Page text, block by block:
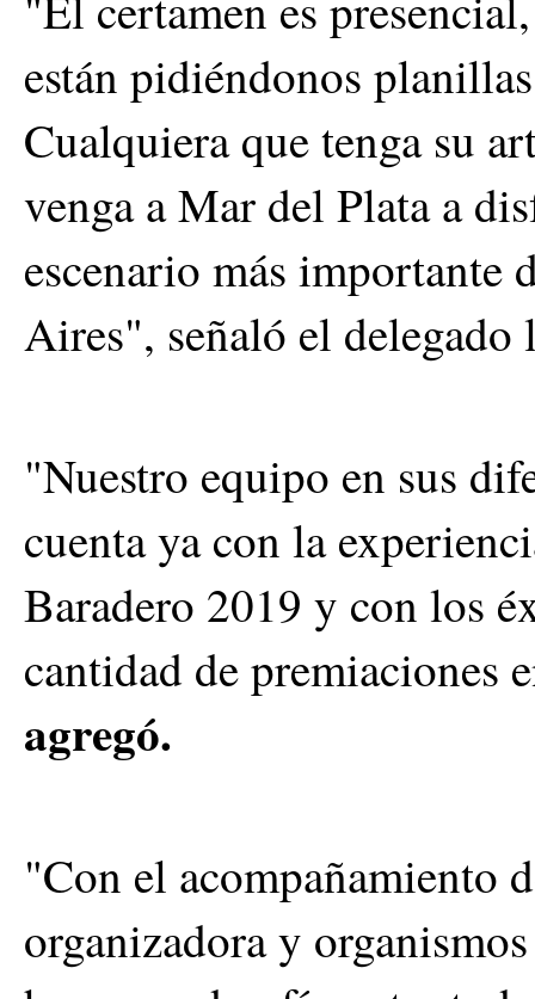
están pidiéndonos
Cualquiera que tenga su
venga a Mar del Plata a
escenario más importante
Aires", señaló el
"Nuestro equipo en sus
cuenta ya con la
Baradero 2019 y con los
cantidad de premiaciones
agregó.
"Con el acompañamiento
organizadora y